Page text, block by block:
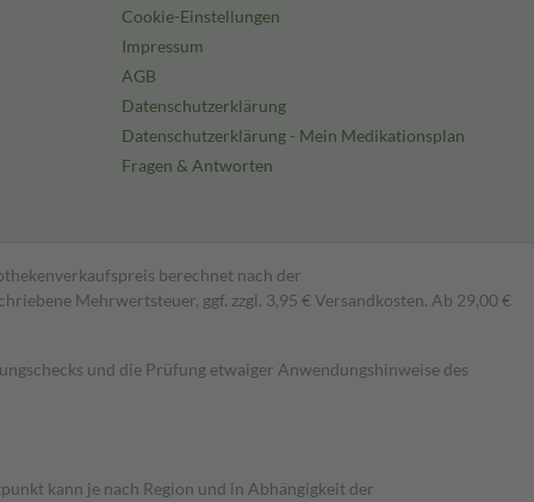
Cookie-Einstellungen
Impressum
AGB
Datenschutzerklärung
Datenschutzerklärung - Mein Medikationsplan
Fragen & Antworten
berechnet nach der
Mehrwertsteuer, ggf. zzgl. 3,95 € Versandkosten. Ab 29,00 €
und die Prüfung etwaiger Anwendungshinweise des
kann je nach Region und in Abhängigkeit der